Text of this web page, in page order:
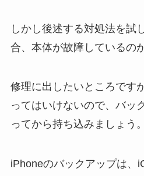
しかし後述する対処法を試
合、本体が故障しているの
修理に出したいところです
ってはいけないので、バッ
ってから持ち込みましょう。
iPhoneのバックアップは、